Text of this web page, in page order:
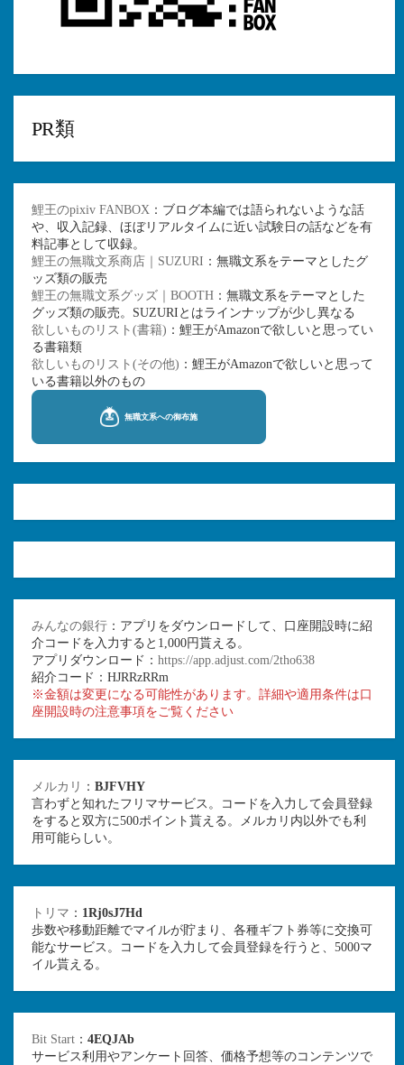
PR類
鯉王のpixiv FANBOX ：ブログ本編では語られないような話
や、収入記録、ほぼリアルタイムに近い試験日の話などを有
料記事として収録。
鯉王の無職文系商店｜SUZURI ：無職文系をテーマとしたグ
ッズ類の販売
鯉王の無職文系グッズ｜BOOTH ：無職文系をテーマとした
グッズ類の販売。SUZURIとはラインナップが少し異なる
欲しいものリスト(書籍) ：鯉王がAmazonで欲しいと思ってい
る書籍類
欲しいものリスト(その他) ：鯉王がAmazonで欲しいと思って
いる書籍以外のもの
みんなの銀行 ：アプリをダウンロードして、口座開設時に紹
介コードを入力すると1,000円貰える。
アプリダウンロード： https://app.adjust.com/2tho638
紹介コード：HJRRzRRm
※金額は変更になる可能性があります。詳細や適用条件は口
座開設時の注意事項をご覧ください
メルカリ ： BJFVHY
言わずと知れたフリマサービス。コードを入力して会員登録
をすると双方に500ポイント貰える。メルカリ内以外でも利
用可能らしい。
トリマ ： 1Rj0sJ7Hd
歩数や移動距離でマイルが貯まり、各種ギフト券等に交換可
能なサービス。コードを入力して会員登録を行うと、5000マ
イル貰える。
Bit Start ： 4EQJAb
サービス利用やアンケート回答、価格予想等のコンテンツで